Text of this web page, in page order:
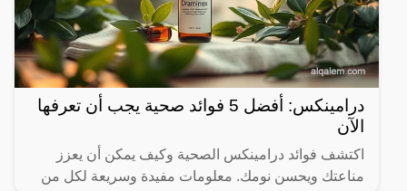
درامينكس: أفضل 5 فوائد صحية يجب أن تعرفها
الآن
اكتشف فوائد درامينكس الصحية وكيف يمكن أن يعزز
مناعتك ويحسن نومك. معلومات مفيدة وسريعة لكل من